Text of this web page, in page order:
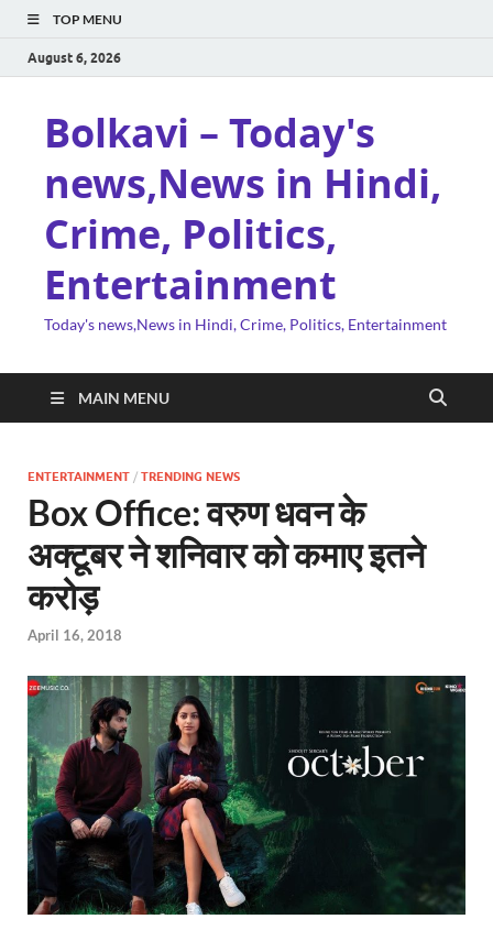
TOP MENU
August 6, 2026
Bolkavi – Today's
news,News in Hindi,
Crime, Politics,
Entertainment
Today's news,News in Hindi, Crime, Politics, Entertainment
MAIN MENU
ENTERTAINMENT / TRENDING NEWS
Box Office: वरुण धवन के
अक्टूबर ने शनिवार को कमाए इतने
करोड़
April 16, 2018